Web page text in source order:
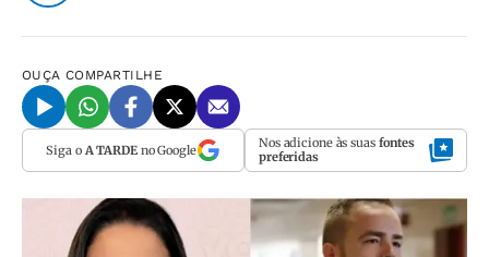
OUÇA COMPARTILHE
Siga o A TARDEno Google Nos adicione às suas fontes
preferidas